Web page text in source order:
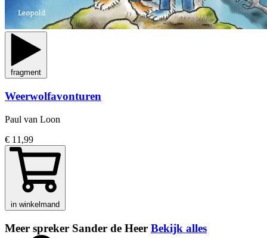
fragment
Weerwolfavonturen
Paul van Loon
€ 11,99
in winkelmand
Meer spreker Sander de Heer Bekijk alles